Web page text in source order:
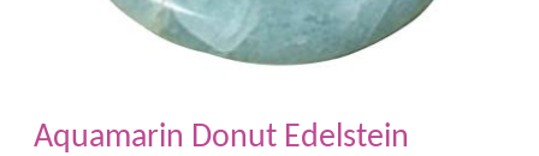
Aquamarin Donut Edelstein